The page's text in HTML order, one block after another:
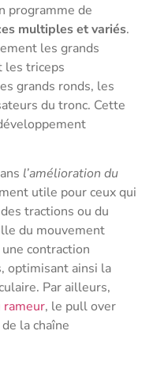
programme de
multiples et variés.
les grands
les triceps
grands ronds, les
du tronc. Cette
l’amélioration du
utile pour ceux qui
tractions ou du
du mouvement
contraction
optimisant ainsi la
Par ailleurs,
rameur, le pull over
la chaîne